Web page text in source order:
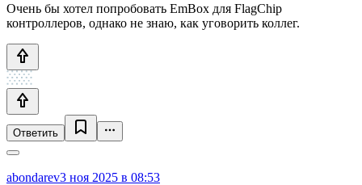
Очень бы хотел попробовать EmBox для FlagChip
контроллеров, однако не знаю, как уговорить коллег.
Ответить
abondarev3 ноя 2025 в 08:53